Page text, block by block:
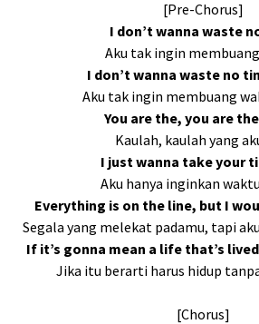
[Pre-Chorus]
I don’t wanna waste
Aku tak ingin
I don’t wanna waste no
Aku tak ingin membuang
You are the, you are
Kaulah, kaulah yang
I just wanna take your
Aku hanya inginkan
Everything is on the line, but I
Segala yang melekat padamu, tapi
If it’s gonna mean a life that’s
Jika itu berarti harus hidup
[Chorus]